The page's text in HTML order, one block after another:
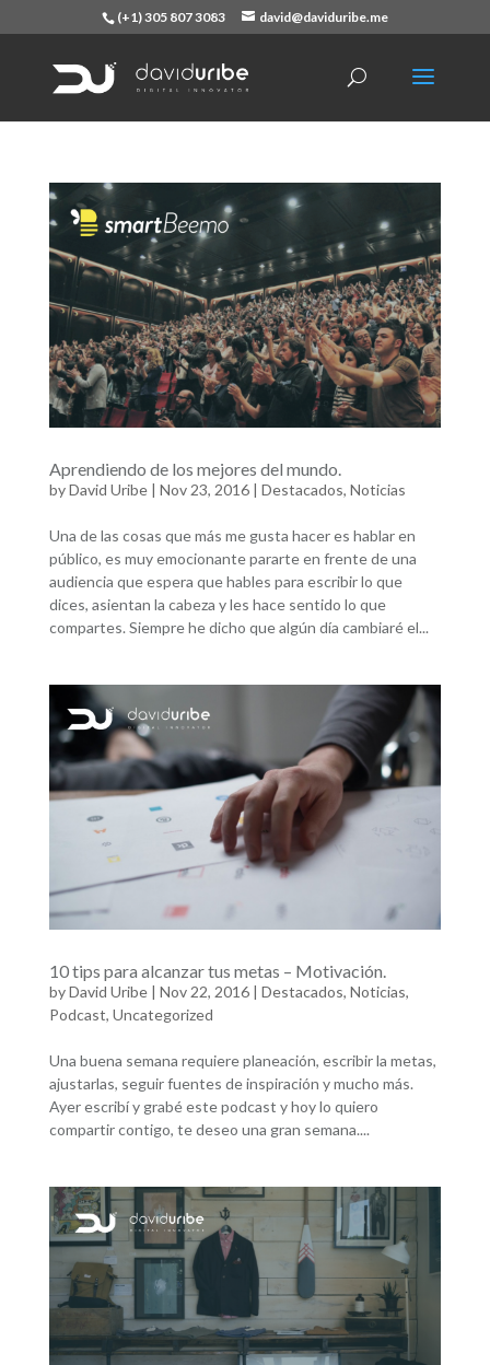
(+1) 305 807 3083 david@daviduribe.me
Aprendiendo de los mejores del mundo.
byDavid Uribe| Nov 23, 2016| Destacados, Noticias
Una de las cosas que más me gusta hacer es hablar en
público, es muy emocionante pararte en frente de una
audiencia que espera que hables para escribir lo que
dices, asientan la cabeza y les hace sentido lo que
compartes. Siempre he dicho que algún día cambiaré el...
10 tips para alcanzar tus metas – Motivación.
byDavid Uribe| Nov 22, 2016| Destacados, Noticias,
Podcast, Uncategorized
Una buena semana requiere planeación, escribir la metas,
ajustarlas, seguir fuentes de inspiración y mucho más.
Ayer escribí y grabé este podcast y hoy lo quiero
compartir contigo, te deseo una gran semana....